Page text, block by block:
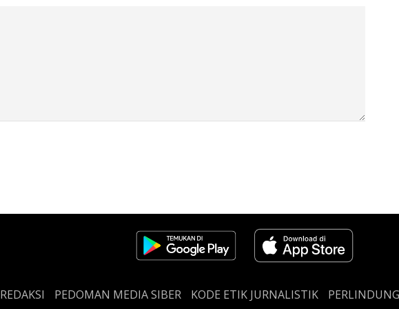
REDAKSI PEDOMAN MEDIA SIBER KODE ETIK JURNALISTIK